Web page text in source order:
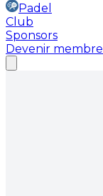
Padel
Club
Sponsors
Devenir membre